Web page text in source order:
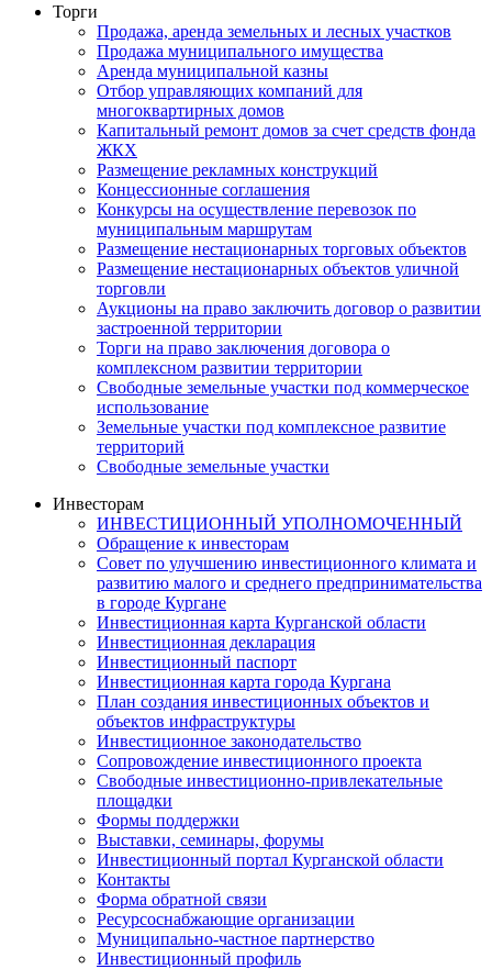
Торги
Продажа, аренда земельных и лесных участков
Продажа муниципального имущества
Аренда муниципальной казны
Отбор управляющих компаний для
многоквартирных домов
Капитальный ремонт домов за счет средств фонда
ЖКХ
Размещение рекламных конструкций
Концессионные соглашения
Конкурсы на осуществление перевозок по
муниципальным маршрутам
Размещение нестационарных торговых объектов
Размещение нестационарных объектов уличной
торговли
Аукционы на право заключить договор о развитии
застроенной территории
Торги на право заключения договора о
комплексном развитии территории
Свободные земельные участки под коммерческое
использование
Земельные участки под комплексное развитие
территорий
Свободные земельные участки
Инвесторам
ИНВЕСТИЦИОННЫЙ УПОЛНОМОЧЕННЫЙ
Обращение к инвесторам
Совет по улучшению инвестиционного климата и
развитию малого и среднего предпринимательства
в городе Кургане
Инвестиционная карта Курганской области
Инвестиционная декларация
Инвестиционный паспорт
Инвестиционная карта города Кургана
План создания инвестиционных объектов и
объектов инфраструктуры
Инвестиционное законодательство
Сопровождение инвестиционного проекта
Свободные инвестиционно-привлекательные
площадки
Формы поддержки
Выставки, семинары, форумы
Инвестиционный портал Курганской области
Контакты
Форма обратной связи
Ресурсоснабжающие организации
Муниципально-частное партнерство
Инвестиционный профиль